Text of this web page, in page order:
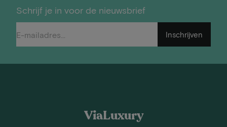
Schrijf je in voor de nieuwsbrief
Inschrijven
ViaLuxury